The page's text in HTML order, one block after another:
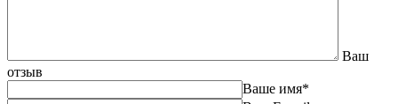
Ваш
отзыв
Ваше имя*